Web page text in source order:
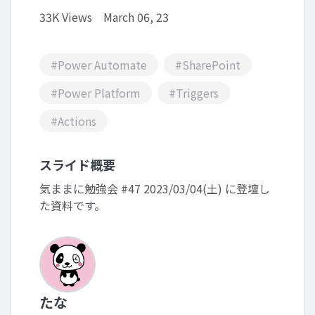
33K Views March 06, 23
#Power Automate
#SharePoint
#Power Platform
#Triggers
#Actions
スライド概要
気ままに勉強会 #47 2023/03/04(土) に登壇し
た資料です。
たな